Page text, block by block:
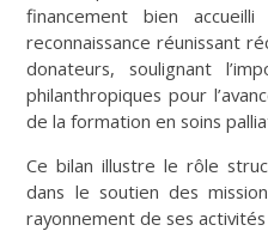
financement bien
reconnaissance réunissant
donateurs, soulignant
philanthropiques pour
de la formation en soins
Ce bilan illustre le rôle
dans le soutien des
rayonnement de ses